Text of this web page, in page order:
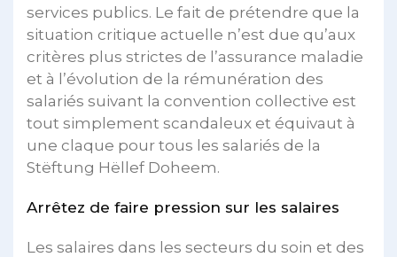
services publics. Le fait de prétendre que la
situation critique actuelle n’est due qu’aux
critères plus strictes de l’assurance maladie
et à l’évolution de la rémunération des
salariés suivant la convention collective est
tout simplement scandaleux et équivaut à
une claque pour tous les salariés de la
Stëftung Hëllef Doheem.
Arrêtez de faire pression sur les salaires
Les salaires dans les secteurs du soin et des